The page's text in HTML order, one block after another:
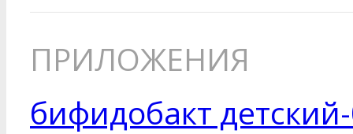
ПРИЛОЖЕНИЯ
бифидобакт